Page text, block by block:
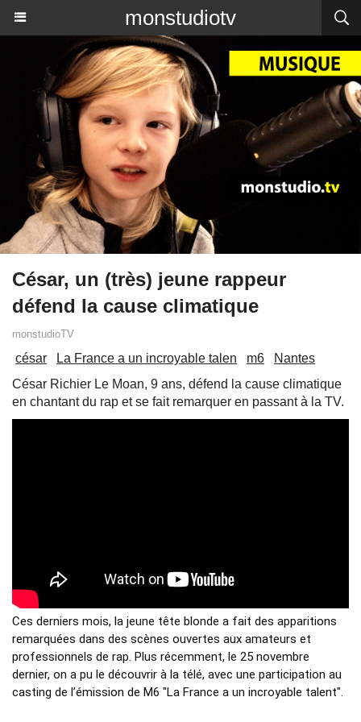
monstudiotv
César, un (très) jeune rappeur
défend la cause climatique
monstudioTV
césar La France a un incroyable talen m6
Nantes
César Richier Le Moan, 9 ans, défend la cause climatique
en chantant du rap et se fait remarquer en passant à la TV.
Ces derniers mois, la jeune tête blonde a fait des apparitions
remarquées dans des scènes ouvertes aux amateurs et
professionnels de rap. Plus récemment, le 25 novembre
dernier, on a pu le découvrir à la télé, avec une participation au
casting de l’émission de M6 "La France a un incroyable talent".